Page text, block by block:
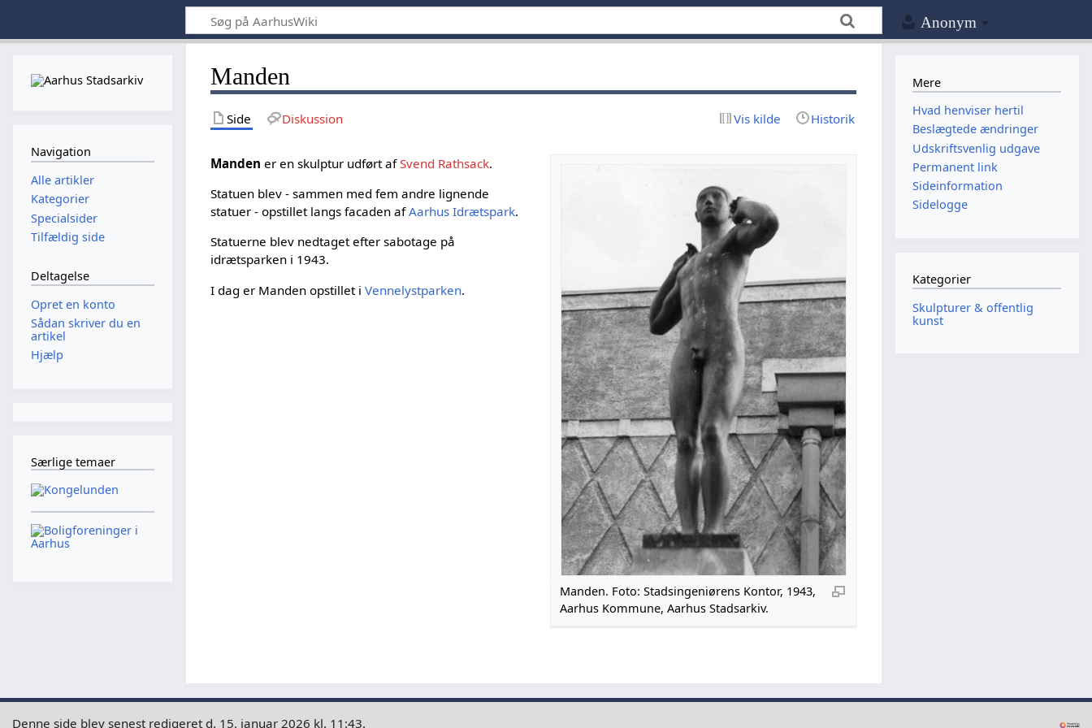
Anonym
Manden
Side Diskussion Vis kilde Historik
Manden. Foto: Stadsingeniørens Kontor, 1943,
Aarhus Kommune, Aarhus Stadsarkiv.
Manden er en skulptur udført afSvend Rathsack.
Statuen blev - sammen med fem andre lignende
statuer - opstillet langs facaden afAarhus Idrætspark.
Statuerne blev nedtaget efter sabotage på
idrætsparken i 1943.
I dag er Manden opstillet iVennelystparken.
Navigation
Alle artikler
Kategorier
Specialsider
Tilfældig side
Deltagelse
Opret en konto
Sådan skriver du en
artikel
Hjælp
Særlige temaer
Mere
Hvad henviser hertil
Beslægtede ændringer
Udskriftsvenlig udgave
Permanent link
Sideinformation
Sidelogge
Kategorier
Skulpturer & offentlig
kunst
Denne side blev senest redigeret d. 15. januar 2026 kl. 11:43.